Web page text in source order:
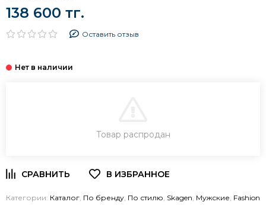
138 600 тг.
Оставить отзыв
ЗАКАЗ В ОДИН КЛИК
Товар распродан
Категории: Каталог По бренду По стилю Skagen Мужские Fashion